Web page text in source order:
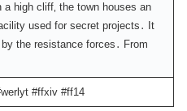
a high cliff‚ the town houses an
used for secret projects․ It
the resistance forces․ From
#ffxiv #ff14